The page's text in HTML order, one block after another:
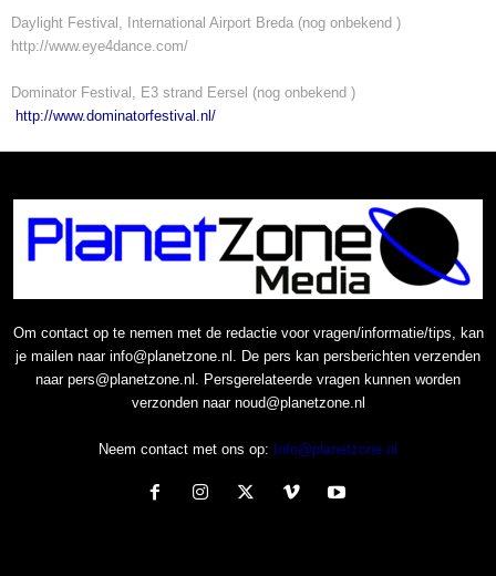
Daylight Festival, International Airport Breda (nog onbekend )
http://www.eye4dance.com/
Dominator Festival, E3 strand Eersel (nog onbekend )
http://www.dominatorfestival.nl/
Om contact op te nemen met de redactie voor vragen/informatie/tips, kan
je mailen naar info@planetzone.nl. De pers kan persberichten verzenden
naar pers@planetzone.nl. Persgerelateerde vragen kunnen worden
verzonden naar noud@planetzone.nl
Neem contact met ons op: Info@planetzone.nl